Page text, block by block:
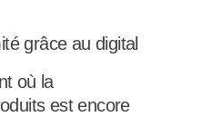
grâce au digital
où la
est encore